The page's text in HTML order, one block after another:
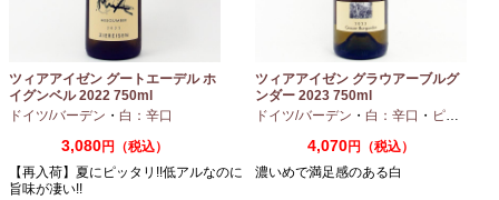
ツィアアイゼン グートエーデル ホ
イグンベル 2022 750ml
ドイツ/バーデン ・ 白：辛口
3,080円（税込）
【再入荷】夏にピッタリ!!低アルなのに
旨味が凄い!!
ツィアアイゼン グラウアーブルグ
ンダー 2023 750ml
ドイツ/バーデン ・ 白：辛口 ・ ピノグリ
4,070円（税込）
濃いめで満足感のある白